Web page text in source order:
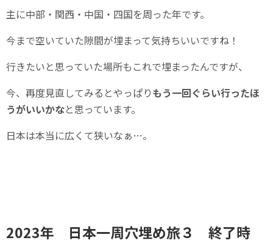
主に中部・関西・中国・四国を周った年です。
今まで空いていた隙間が埋まって気持ちいいですね！
行きたいと思っていた場所もこれで埋まったんですが、
今、再度見直してみるとやっぱりもう一回ぐらい行ったほ
うがいいかなと思っています。
日本は本当に広くて狭いなぁ…。
2023年 日本一周穴埋め旅３ 終了時